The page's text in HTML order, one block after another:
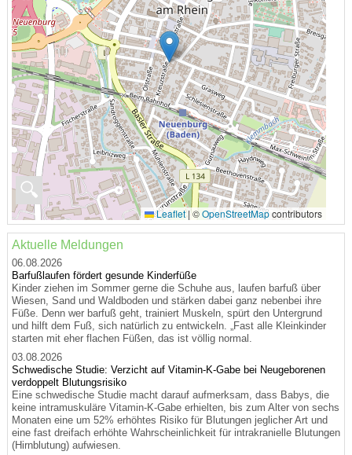
🔍
Leaflet|©OpenStreetMapcontributors
Aktuelle Meldungen
06.08.2026
Barfußlaufen fördert gesunde Kinderfüße
Kinder ziehen im Sommer gerne die Schuhe aus, laufen barfuß über
Wiesen, Sand und Waldboden und stärken dabei ganz nebenbei ihre
Füße. Denn wer barfuß geht, trainiert Muskeln, spürt den Untergrund
und hilft dem Fuß, sich natürlich zu entwickeln. „Fast alle Kleinkinder
starten mit eher flachen Füßen, das ist völlig normal.
03.08.2026
Schwedische Studie: Verzicht auf Vitamin-K-Gabe bei Neugeborenen
verdoppelt Blutungsrisiko
Eine schwedische Studie macht darauf aufmerksam, dass Babys, die
keine intramuskuläre Vitamin-K-Gabe erhielten, bis zum Alter von sechs
Monaten eine um 52% erhöhtes Risiko für Blutungen jeglicher Art und
eine fast dreifach erhöhte Wahrscheinlichkeit für intrakranielle Blutungen
(Hirnblutung) aufwiesen.